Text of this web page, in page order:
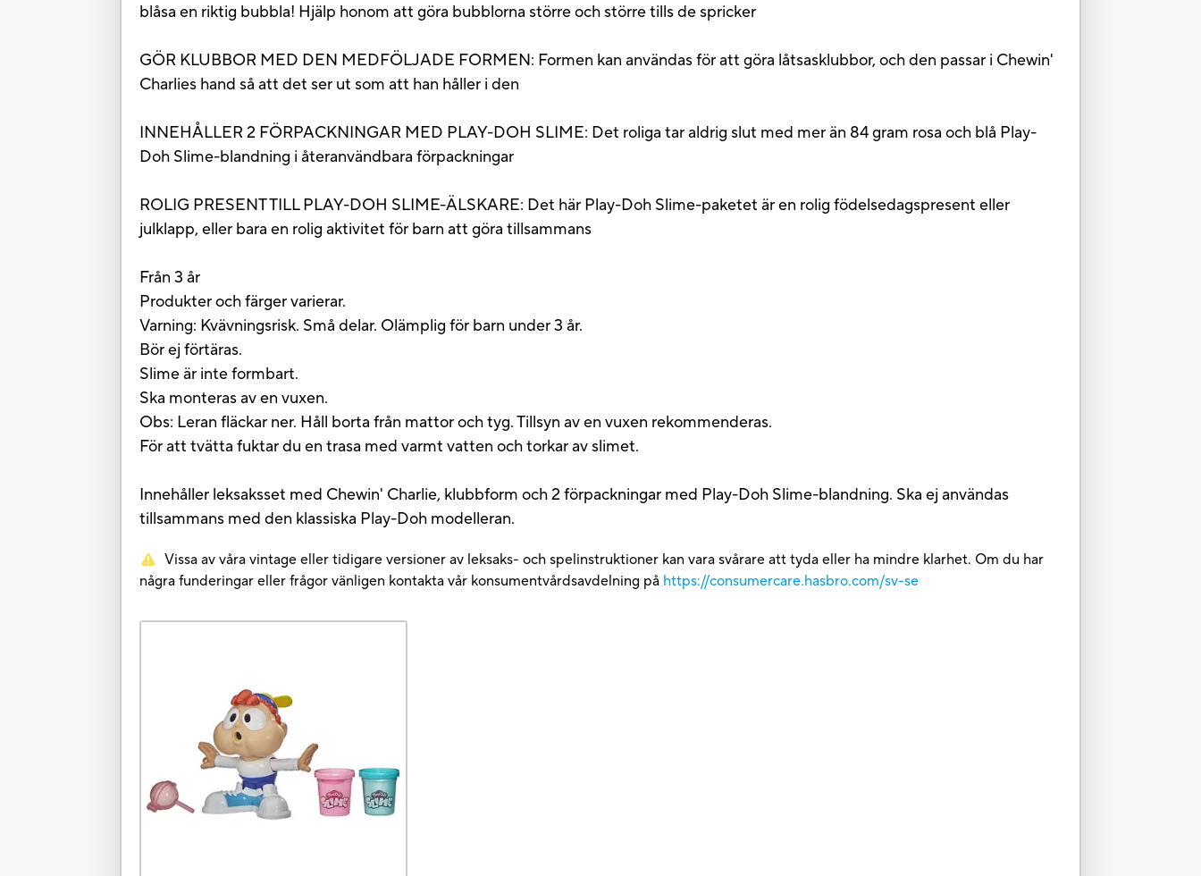
blåsa en riktig bubbla! Hjälp honom att göra bubblorna större och större tills de spricker
GÖR KLUBBOR MED DEN MEDFÖLJADE FORMEN: Formen kan användas för att göra låtsasklubbor, och den passar i Chewin'
Charlies hand så att det ser ut som att han håller i den
INNEHÅLLER 2 FÖRPACKNINGAR MED PLAY-DOH SLIME: Det roliga tar aldrig slut med mer än 84 gram rosa och blå Play-
Doh Slime-blandning i återanvändbara förpackningar
ROLIG PRESENT TILL PLAY-DOH SLIME-ÄLSKARE: Det här Play-Doh Slime-paketet är en rolig födelsedagspresent eller
julklapp, eller bara en rolig aktivitet för barn att göra tillsammans
Från 3 år
Produkter och färger varierar.
Varning: Kvävningsrisk. Små delar. Olämplig för barn under 3 år.
Bör ej förtäras.
Slime är inte formbart.
Ska monteras av en vuxen.
Obs: Leran fläckar ner. Håll borta från mattor och tyg. Tillsyn av en vuxen rekommenderas.
För att tvätta fuktar du en trasa med varmt vatten och torkar av slimet.
Innehåller leksaksset med Chewin' Charlie, klubbform och 2 förpackningar med Play-Doh Slime-blandning. Ska ej användas
tillsammans med den klassiska Play-Doh modelleran.
Vissa av våra vintage eller tidigare versioner av leksaks- och spelinstruktioner kan vara svårare att tyda eller ha mindre klarhet. Om du har
några funderingar eller frågor vänligen kontakta vår konsumentvårdsavdelning på https://consumercare.hasbro.com/sv-se